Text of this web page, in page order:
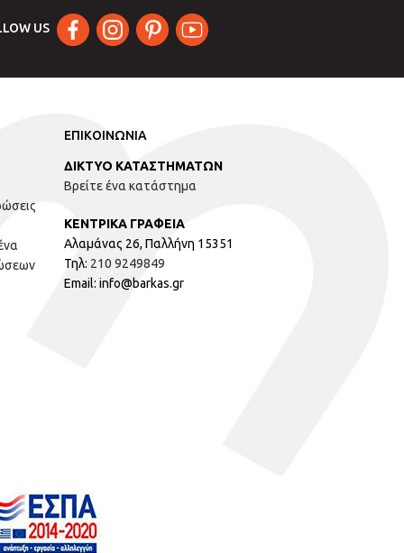
US
ΕΠΙΚΟΙΝΩΝΙΑ
ΔΙΚΤΥΟ ΚΑΤΑΣΤΗΜΑΤΩΝ
Βρείτε ένα κατάστημα
ΚΕΝΤΡΙΚΑ ΓΡΑΦΕΙΑ
Αλαμάνας 26, Παλλήνη 15351
Τηλ: 210 9249849
Email: info@barkas.gr